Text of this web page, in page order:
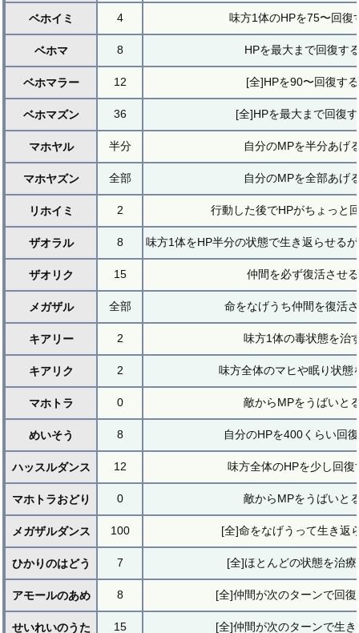
ベホイミ 4 味方1体のHPを75〜回復
ベホマ 8 HPを最大まで回復す
ベホマラー 12 [全]HPを90〜回復する
ベホマズン 36 [全]HPを最大まで回復
マホヤル 半分 自分のMPを半分あげ
マホヤズン 全部 自分のMPを全部あげ
リホイミ 2 行動した後でHPがちょっと
ザオラル 8 味方1体をHP半分の状態で生き返らせる
ザオリク 15 仲間を必ず復活させる
メガザル 全部 命をなげうち仲間を復活
キアリー 2 味方1体の毒状態を治
キアリク 2 味方全体のマヒや眠り状態
マホトラ 0 敵からMPをうばいと
めいそう 8 自分のHPを400くらい回
ハッスルダンス 12 味方全体のHPを少し回復
マホトラおどり 0 敵からMPをうばいと
メガザルダンス 100 [全]命をなげうって生き返
ひかりのはどう 7 [全]ほとんどの状態を治療
アモールのあめ 8 [全]仲間が次のターンで回復
せいれいのうた 15 [全]仲間が次のターンで生き